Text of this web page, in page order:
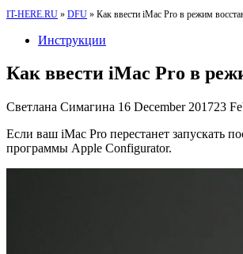
IT-HERE.RU » DFU » Как ввести iMac Pro в режим
Инструкции
Как ввести iMac Pro в
Светлана Симагина 16 December 201723
Если ваш iMac Pro перестанет запускать
программы Apple Configurator.